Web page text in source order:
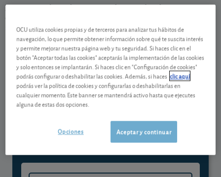
EVO Banco ha sido traspasado a un fondo
sepa cómo le afecta.
Contenido reservado a SOCIOS
Gestiona tu dinero con visión
experta
y consigue que cada euro trabaje
para ti
OCU utiliza cookies propias y de terceros para analizar tus hábitos de
navegación, lo que permite obtener información sobre qué te suscita interés
y permite mejorar nuestra página web y tu seguridad. Si haces clic en el
botón "Aceptar todas las cookies" aceptarás la implementación de las cookies
y solo entonces se implantarán. Si haces clic en "Configuración de cookies"
podrás configurar o deshabilitar las cookies. Además, si haces clic aquí
podrás ver la política de cookies y configurarlas o deshabilitarlas en
cualquier momento. Este banner se mantendrá activo hasta que ejecutes
alguna de estas dos opciones.
Aceptar y continuar
Opciones